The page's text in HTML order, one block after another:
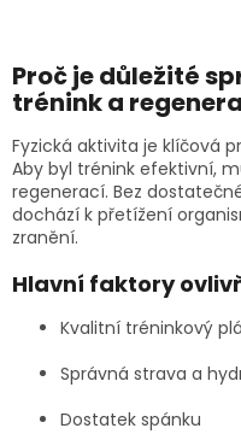
Proč je důležité
trénink a
Fyzická aktivita je klíčová
Aby byl trénink efektivní,
regenerací. Bez
dochází k přetížení
zranění.
Hlavní faktory
Kvalitní tréninkový
Správná strava a
Dostatek spánku